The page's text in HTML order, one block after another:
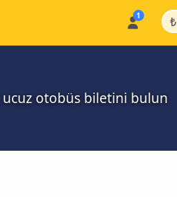
₺
otobüs biletini bulun